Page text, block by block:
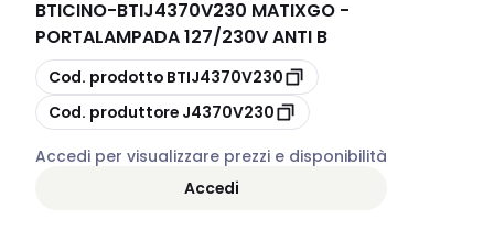
BTICINO-BTIJ4370V230 MATIXGO -
PORTALAMPADA 127/230V ANTI B
copia
Cod. prodotto BTIJ4370V230
copia
Cod. produttore J4370V230
Accedi per visualizzare prezzi e disponibilità
Accedi